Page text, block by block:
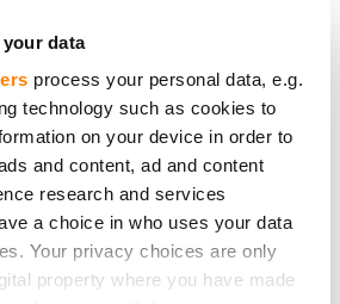
data
process your personal data, e.g.
technology such as cookies to
on your device in order to
and content, ad and content
research and services
a choice in who uses your data
Your privacy choices are only
property where you have made